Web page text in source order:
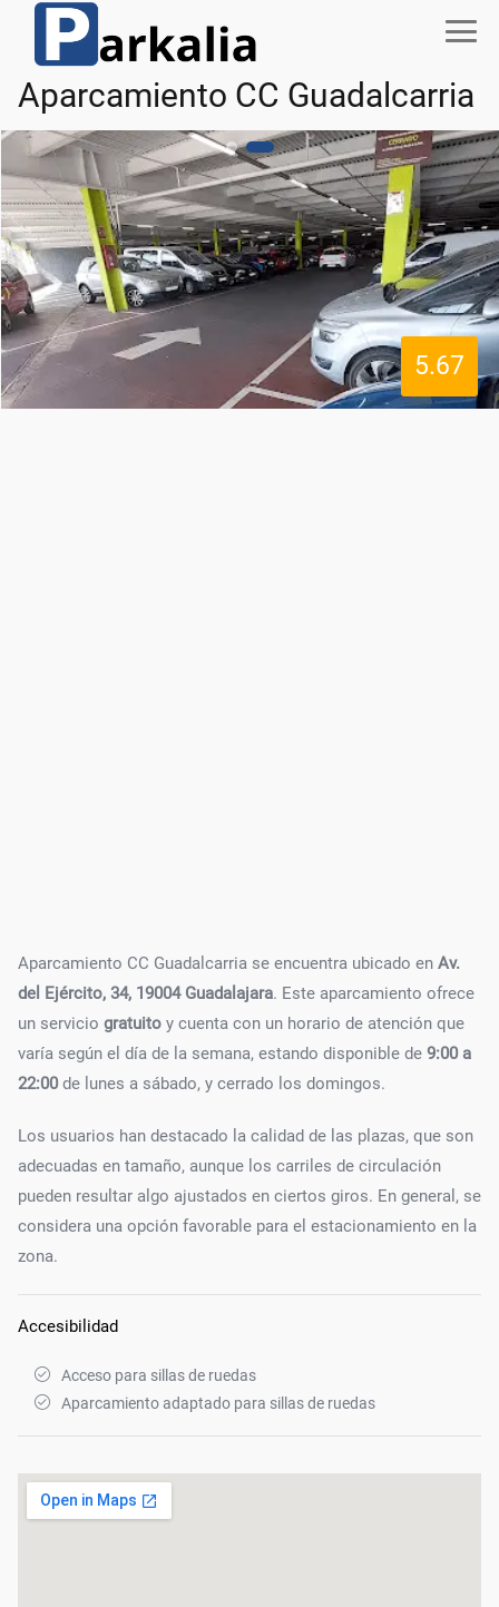
Aparcamiento CC Guadalcarria
5.67
Aparcamiento CC Guadalcarria se encuentra ubicado en Av.
del Ejército, 34, 19004 Guadalajara. Este aparcamiento ofrece
un servicio gratuito y cuenta con un horario de atención que
varía según el día de la semana, estando disponible de 9:00 a
22:00de lunes a sábado, y cerrado los domingos.
Los usuarios han destacado la calidad de las plazas, que son
adecuadas en tamaño, aunque los carriles de circulación
pueden resultar algo ajustados en ciertos giros. En general, se
considera una opción favorable para el estacionamiento en la
zona.
Accesibilidad
Acceso para sillas de ruedas
Aparcamiento adaptado para sillas de ruedas